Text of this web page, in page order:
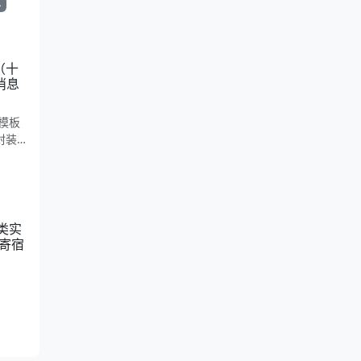
十
息
板
装
供
实
宿